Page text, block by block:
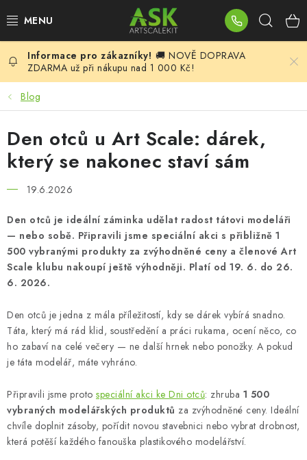
na
BLOG
SUMMER DAYS
WARHAMMER
ASK PRODUKTY
PLASTIKOVÉ MODELY
DOPLŇKY K MODELŮM
BARVY A POMŮCKY
PUBLIKACE
DÁRKOVÉ POUKAZY
PRODÁVANÉ ZNAČKY
🚚 NOVĚ DOPRAVA
ZDARMA už při nákupu nad 1 000 Kč!
Blog
Den otců u Art Scale: dárek,
který se nakonec staví sám
19.6.2026
Den otců je ideální záminka udělat radost tátovi modeláři
— nebo sobě. Připravili jsme speciální akci s přibližně 1
500 vybranými produkty za zvýhodněné ceny a členové Art
Scale klubu nakoupí ještě výhodněji. Platí od 19. 6. do 26.
6. 2026.
Den otců je jedna z mála příležitostí, kdy se dárek vybírá snadno.
Táta, který má rád klid, soustředění a práci rukama, ocení něco, co
ho zabaví na celé večery — ne další hrnek nebo ponožky. A pokud
je táta modelář, máte vyhráno.
Připravili jsme proto speciální akci ke Dni otců: zhruba 1 500
vybraných modelářských produktů za zvýhodněné ceny. Ideální
chvíle doplnit zásoby, pořídit novou stavebnici nebo vybrat drobnost,
která potěší každého fanouška plastikového modelářství.